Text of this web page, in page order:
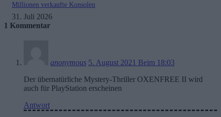
Millionen verkaufte Konsolen
31. Juli 2026
1 Kommentar
anonymous 5. August 2021 Beim 18:03
Der übernatürliche Mystery-Thriller OXENFREE II wird
auch für PlayStation erscheinen
Antwort